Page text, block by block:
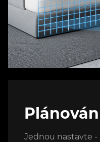
Jednou nastavte